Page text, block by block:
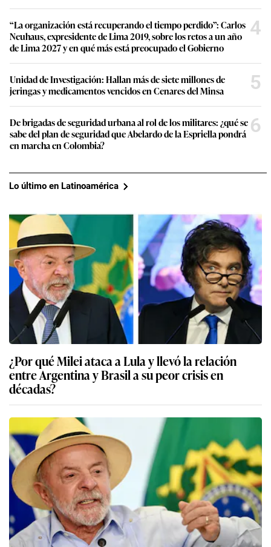
“La organización está recuperando el tiempo perdido”: Carlos
Neuhaus, expresidente de Lima 2019, sobre los retos a un año
de Lima 2027 y en qué más está preocupado el Gobierno
4
Unidad de Investigación: Hallan más de siete millones de
jeringas y medicamentos vencidos en Cenares del Minsa
5
De brigadas de seguridad urbana al rol de los militares: ¿qué se
sabe del plan de seguridad que Abelardo de la Espriella pondrá
en marcha en Colombia?
6
Lo último en Latinoamérica
¿Por qué Milei ataca a Lula y llevó la relación
entre Argentina y Brasil a su peor crisis en
décadas?